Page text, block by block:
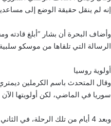
إنه لم ينقل حقيقة الوضع إلى
وأضاف البحرة أن بشار “أبلغ قادته
الرسالة التي تلقاها من موسكو
أولوية روسيا
وقال المتحدث باسم الكرملين
سوريا في الماضي، لكن أولويتها الآن
وبعد 4 أيام من تلك الرحلة، في